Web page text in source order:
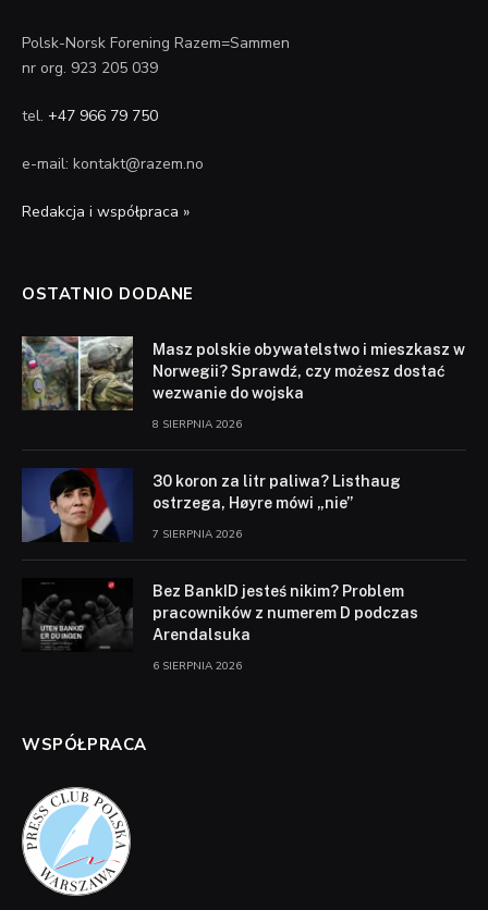
Polsk-Norsk Forening Razem=Sammen
nr org. 923 205 039
tel. +47 966 79 750
e-mail: kontakt@razem.no
Redakcja i współpraca »
OSTATNIO DODANE
Masz polskie obywatelstwo i mieszkasz w
Norwegii? Sprawdź, czy możesz dostać
wezwanie do wojska
8 SIERPNIA 2026
30 koron za litr paliwa? Listhaug
ostrzega, Høyre mówi „nie”
7 SIERPNIA 2026
Bez BankID jesteś nikim? Problem
pracowników z numerem D podczas
Arendalsuka
6 SIERPNIA 2026
WSPÓŁPRACA